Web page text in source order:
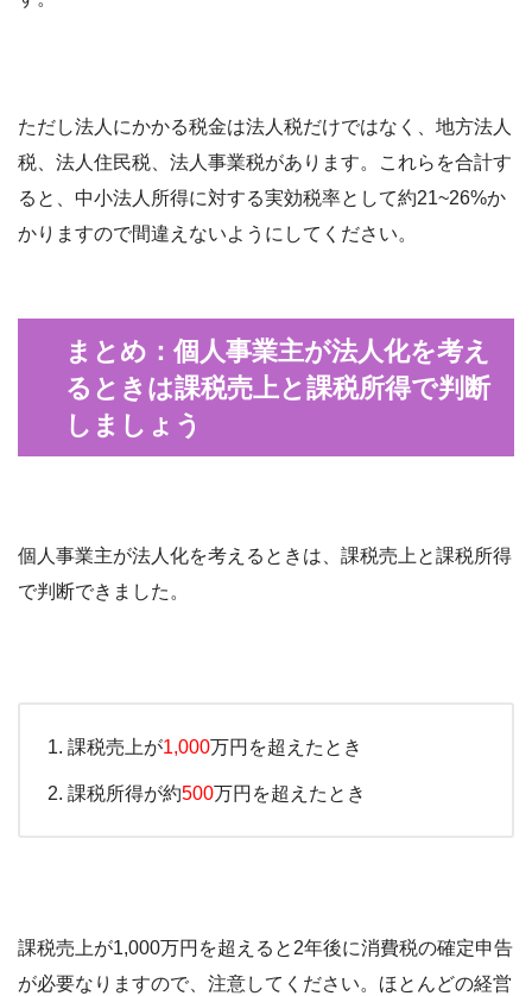
ただし法人にかかる税金は法人税だけではなく、地方法人
税、法人住民税、法人事業税があります。これらを合計す
ると、中小法人所得に対する実効税率として約21~26%か
かりますので間違えないようにしてください。
まとめ：個人事業主が法人化を考え
るときは課税売上と課税所得で判断
しましょう
個人事業主が法人化を考えるときは、課税売上と課税所得
で判断できました。
課税売上が1,000万円を超えたとき
課税所得が約500万円を超えたとき
課税売上が1,000万円を超えると2年後に消費税の確定申告
が必要なりますので、注意してください。ほとんどの経営